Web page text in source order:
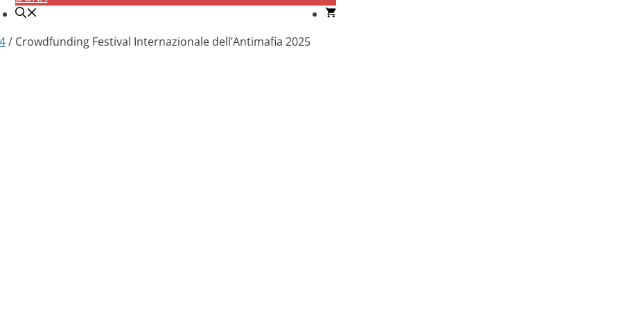
/ Crowdfunding Festival Internazionale dell’Antimafia 2025